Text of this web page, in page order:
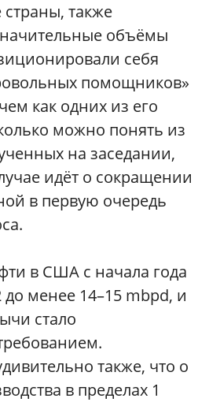
также
объёмы
себя
помощников»
как одних из его
можно понять из
на заседании,
идёт о сокращении
в первую очередь
в США с начала года
до менее 14–15 mbpd, и
стало
также, что о
в пределах 1